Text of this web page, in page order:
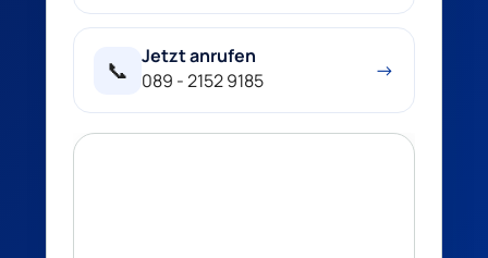
📞
Jetzt anrufen
089 - 2152 9185
→